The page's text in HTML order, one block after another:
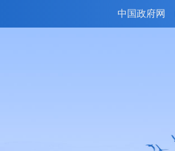
中国政府网